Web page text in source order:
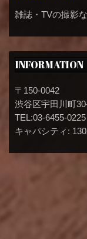
雑誌・TVの撮影
INFORMATION
〒150-0042
渋谷区宇田川町
TEL:03-6455-0225
キャパシティ: